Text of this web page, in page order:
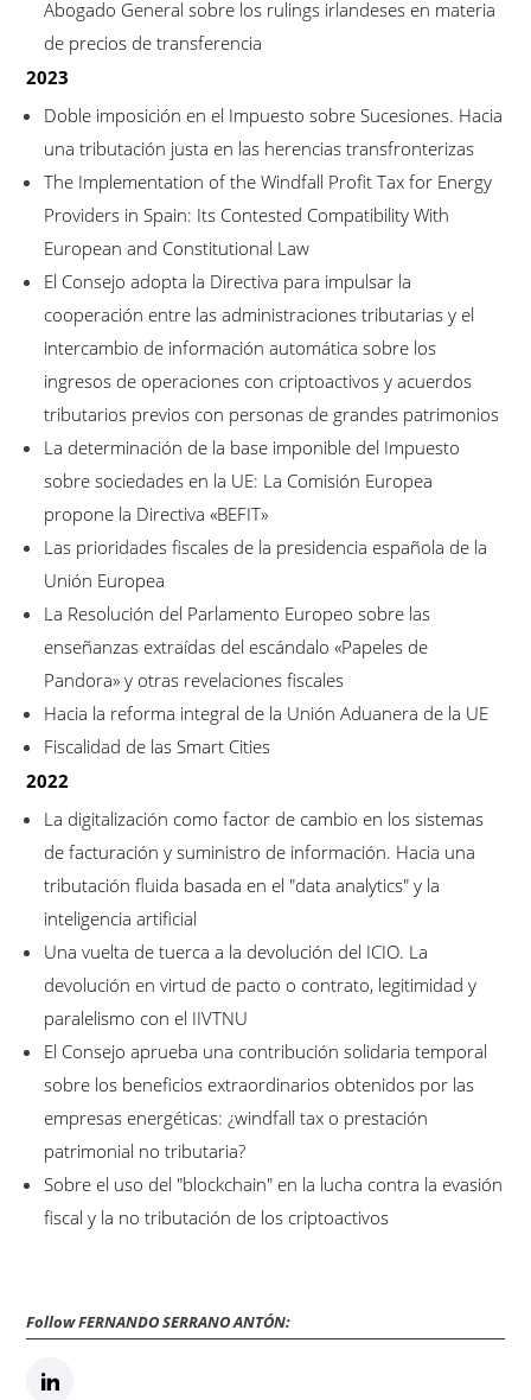
Abogado General sobre los rulings irlandeses en materia
de precios de transferencia
2023
Doble imposición en el Impuesto sobre Sucesiones. Hacia
una tributación justa en las herencias transfronterizas
The Implementation of the Windfall Profit Tax for Energy
Providers in Spain: Its Contested Compatibility With
European and Constitutional Law
El Consejo adopta la Directiva para impulsar la
cooperación entre las administraciones tributarias y el
intercambio de información automática sobre los
ingresos de operaciones con criptoactivos y acuerdos
tributarios previos con personas de grandes patrimonios
La determinación de la base imponible del Impuesto
sobre sociedades en la UE: La Comisión Europea
propone la Directiva «BEFIT»
Las prioridades fiscales de la presidencia española de la
Unión Europea
La Resolución del Parlamento Europeo sobre las
enseñanzas extraídas del escándalo «Papeles de
Pandora» y otras revelaciones fiscales
Hacia la reforma integral de la Unión Aduanera de la UE
Fiscalidad de las Smart Cities
2022
La digitalización como factor de cambio en los sistemas
de facturación y suministro de información. Hacia una
tributación fluida basada en el "data analytics" y la
inteligencia artificial
Una vuelta de tuerca a la devolución del ICIO. La
devolución en virtud de pacto o contrato, legitimidad y
paralelismo con el IIVTNU
El Consejo aprueba una contribución solidaria temporal
sobre los beneficios extraordinarios obtenidos por las
empresas energéticas: ¿windfall tax o prestación
patrimonial no tributaria?
Sobre el uso del "blockchain" en la lucha contra la evasión
fiscal y la no tributación de los criptoactivos
Follow FERNANDO SERRANO ANTÓN: